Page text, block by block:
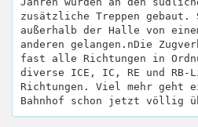
zusätzliche Treppen gebaut.
außerhalb der Halle von
anderen gelangen.nDie
fast alle Richtungen in
diverse ICE, IC, RE und
Richtungen. Viel mehr geht
Bahnhof schon jetzt völlig